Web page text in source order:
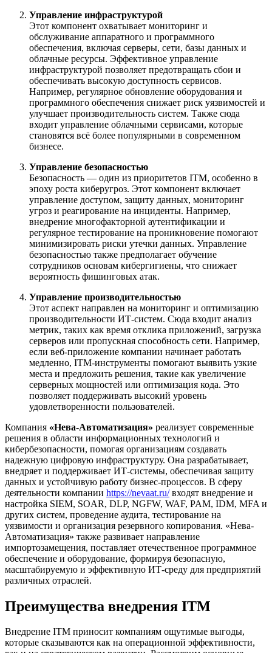
Управление инфраструктурой
Этот компонент охватывает мониторинг и
обслуживание аппаратного и программного
обеспечения, включая серверы, сети, базы данных и
облачные ресурсы. Эффективное управление
инфраструктурой позволяет предотвращать сбои и
обеспечивать высокую доступность сервисов.
Например, регулярное обновление оборудования и
программного обеспечения снижает риск уязвимостей и
улучшает производительность систем. Также сюда
входит управление облачными сервисами, которые
становятся всё более популярными в современном
бизнесе.
Управление безопасностью
Безопасность — один из приоритетов ITM, особенно в
эпоху роста киберугроз. Этот компонент включает
управление доступом, защиту данных, мониторинг
угроз и реагирование на инциденты. Например,
внедрение многофакторной аутентификации и
регулярное тестирование на проникновение помогают
минимизировать риски утечки данных. Управление
безопасностью также предполагает обучение
сотрудников основам кибергигиены, что снижает
вероятность фишинговых атак.
Управление производительностью
Этот аспект направлен на мониторинг и оптимизацию
производительности ИТ-систем. Сюда входит анализ
метрик, таких как время отклика приложений, загрузка
серверов или пропускная способность сети. Например,
если веб-приложение компании начинает работать
медленно, ITM-инструменты помогают выявить узкие
места и предложить решения, такие как увеличение
серверных мощностей или оптимизация кода. Это
позволяет поддерживать высокий уровень
удовлетворенности пользователей.
Компания «Нева-Автоматизация» реализует современные
решения в области информационных технологий и
кибербезопасности, помогая организациям создавать
надежную цифровую инфраструктуру. Она разрабатывает,
внедряет и поддерживает ИТ-системы, обеспечивая защиту
данных и устойчивую работу бизнес-процессов. В сферу
деятельности компании https://nevaat.ru/входят внедрение и
настройка SIEM, SOAR, DLP, NGFW, WAF, PAM, IDM, MFA и
других систем, проведение аудита, тестирование на
уязвимости и организация резервного копирования. «Нева-
Автоматизация» также развивает направление
импортозамещения, поставляет отечественное программное
обеспечение и оборудование, формируя безопасную,
масштабируемую и эффективную ИТ-среду для предприятий
различных отраслей.
Преимущества внедрения ITM
Внедрение ITM приносит компаниям ощутимые выгоды,
которые сказываются как на операционной эффективности,